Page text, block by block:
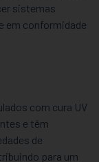
sistemas
em conformidade
com cura UV
e têm
de
para um